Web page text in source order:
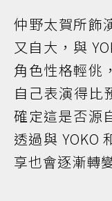
仲野太賀所飾
又自大，與
角色性格輕佻
自己表演得比
確定這是否源
透過與 YOKO
享也會逐漸轉